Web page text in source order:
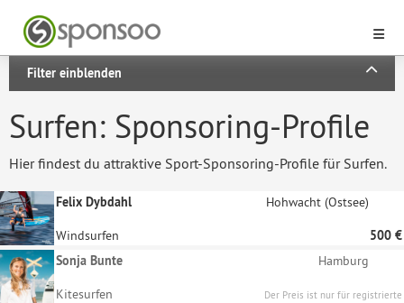
Filter einblenden
Surfen: Sponsoring-Profile
Hier findest du attraktive Sport-Sponsoring-Profile für Surfen.
Felix Dybdahl Hohwacht (Ostsee)
Windsurfen
500 €
Sonja Bunte
Hamburg
Kitesurfen
Der Preis ist nur für registrierte